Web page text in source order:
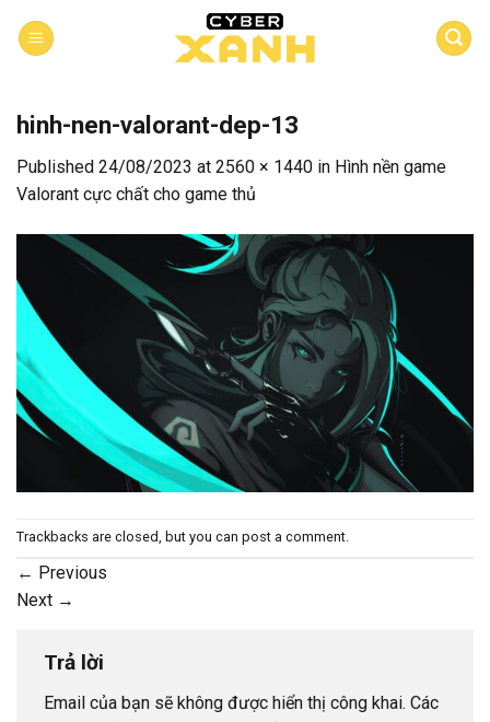
hinh-nen-valorant-dep-13
Published 24/08/2023 at 2560 × 1440 in Hình nền game
Valorant cực chất cho game thủ
Trackbacks are closed, but you can post a comment.
← Previous
Next →
Trả lời
Email của bạn sẽ không được hiển thị công khai. Các